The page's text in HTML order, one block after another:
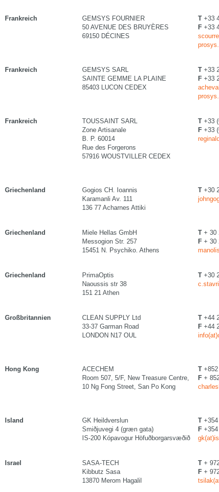
Frankreich
GEMSYS FOURNIER
50 AVENUE DES BRUYÈRES
69150 DÉCINES
T +33
F +33
Frankreich
GEMSYS SARL
SAINTE GEMME LA PLAINE
85403 LUCON CEDEX
T +33
F +33
Frankreich
TOUSSAINT SARL
Zone Artisanale
B. P. 60014
Rue des Forgerons
57916 WOUSTVILLER CEDEX
T +33
F +33
Griechenland
Gogios CH. Ioannis
Karamanli Av. 111
136 77 Acharnes Attiki
T +30
Griechenland
Miele Hellas GmbH
Messogion Str. 257
15451 N. Psychiko. Athens
T + 30
F + 30
Griechenland
PrimaOptis
Naoussis str 38
151 21 Athen
T +30
Großbritannien
CLEAN SUPPLY Ltd
33-37 Garman Road
LONDON N17 OUL
T +44
F +44
Hong Kong
ACECHEM
Room 507, 5/F, New Treasure Centre,
10 Ng Fong Street, San Po Kong
T
F +
Island
GK Heildverslun
Smiðjuvegi 4 (græn gata)
IS-200 Kópavogur Höfuðborgarsvæðið
T
F
Israel
SASA-TECH
Kibbutz Sasa
13870 Merom Hagalil
T +
F +